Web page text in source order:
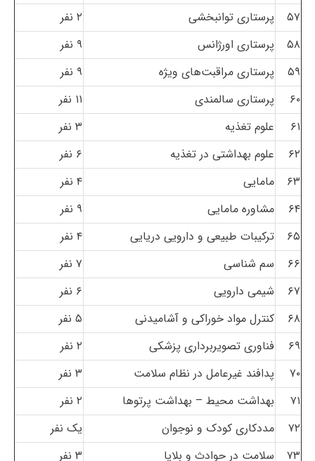
۵۷
پرستاری توانبخشی
۲ نفر
۵۸
پرستاری اورژانس
۹ نفر
۵۹
پرستاری مراقبت‌های ویژه
۹ نفر
۶۰
پرستاری سالمندی
۱۱ نفر
۶۱
علوم تغذیه
۳ نفر
۶۲
علوم بهداشتی در تغذیه
۶ نفر
۶۳
مامایی
۴ نفر
۶۴
مشاوره مامایی
۹ نفر
۶۵
ترکیبات طبیعی و دارویی دریایی
۴ نفر
۶۶
سم شناسی
۷ نفر
۶۷
شیمی دارویی
۶ نفر
۶۸
کنترل مواد خوراکی و آشامیدنی
۵ نفر
۶۹
فناوری تصویربرداری پزشکی
۲ نفر
۷۰
پدافند غیرعامل در نظام سلامت
۳ نفر
۷۱
بهداشت محیط – بهداشت پرتوها
۲ نفر
۷۲
مددکاری کودک و نوجوان
یک نفر
۷۳
سلامت در حوادث و بلایا
۳ نفر